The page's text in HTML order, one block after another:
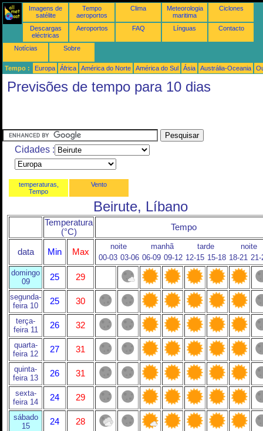
Imagens de
satélite
Tempo
aeroportos
Clima
Meteorologia
maritima
Ciclones
Descargas
eléctricas
Aeroportos FAQ Línguas Contacto
Notícias Sobre
Tempo : Europa África América do Norte América do Sul Ásia Austrália-Oceania
Previsões de tempo para 10 dias
Cidades :
temperaturas,
Tempo
Vento
Beirute, Líbano
Temperatura
(°C)
Tempo
data Min Max
noite manhã tarde
noite
00-03 03-06 06-09 09-12 12-15 15-18 18-21 21-
domingo
09
25 29
segunda-
feira 10
25 30
terça-
feira 11
26 32
quarta-
feira 12
27 31
quinta-
feira 13
26 31
sexta-
feira 14
24 29
sábado
15
24 28